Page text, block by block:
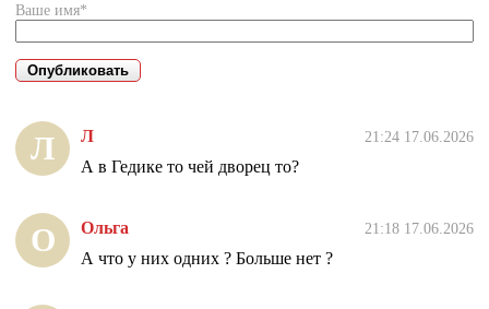
Ваше имя*
Л Л 21:24 17.06.2026
А в Гедике то чей дворец то?
О Ольга 21:18 17.06.2026
А что у них одних ? Больше нет ?